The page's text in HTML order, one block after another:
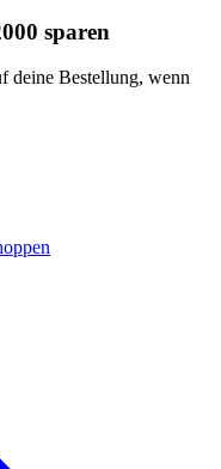
sparen
deine Bestellung, wenn